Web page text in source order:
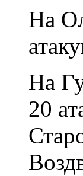
На
На
20